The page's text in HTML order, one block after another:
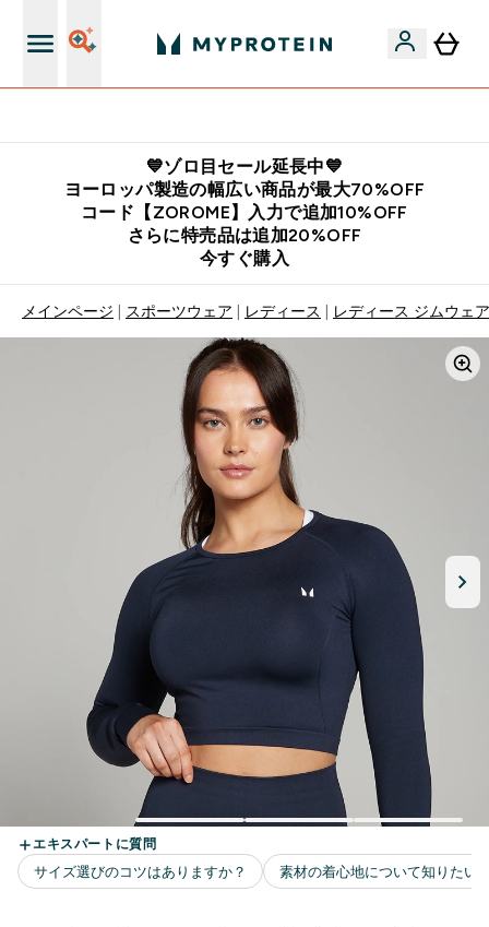
💙ゾロ目セール延長中💙
ヨーロッパ製造の幅広い商品が最大70%OFF
コード【ZOROME】入力で追加10%OFF
さらに特売品は追加20%OFF
今すぐ購入
メインページ スポーツウェア レディース レディース ジムウェ